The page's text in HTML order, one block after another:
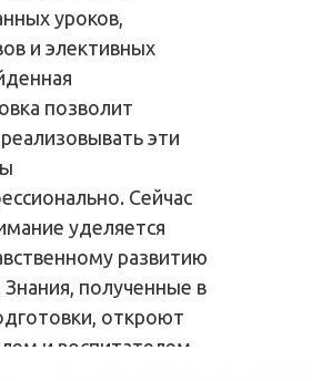
уроков,
и элективных
позволит
эти
Сейчас
уделяется
развитию
полученные в
откроют
и воспитателем